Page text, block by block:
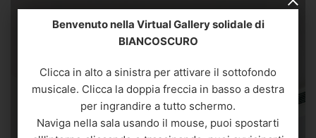
Benvenuto nella Virtual Gallery solidale di
BIANCOSCURO
Clicca in alto a sinistra per attivare il sottofondo
musicale. Clicca la doppia freccia in basso a destra
per ingrandire a tutto schermo.
Naviga nella sala usando il mouse, puoi spostarti